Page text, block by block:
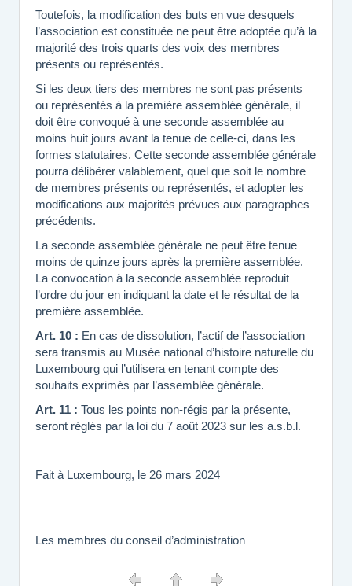
Toutefois, la modification des buts en vue desquels
l’association est constituée ne peut être adoptée qu’à la
majorité des trois quarts des voix des membres
présents ou représentés.
Si les deux tiers des membres ne sont pas présents
ou représentés à la première assemblée générale, il
doit être convoqué à une seconde assemblée au
moins huit jours avant la tenue de celle-ci, dans les
formes statutaires. Cette seconde assemblée générale
pourra délibérer valablement, quel que soit le nombre
de membres présents ou représentés, et adopter les
modifications aux majorités prévues aux paragraphes
précédents.
La seconde assemblée générale ne peut être tenue
moins de quinze jours après la première assemblée.
La convocation à la seconde assemblée reproduit
l’ordre du jour en indiquant la date et le résultat de la
première assemblée.
Art. 10 : En cas de dissolution, l’actif de l’association
sera transmis au Musée national d’histoire naturelle du
Luxembourg qui l’utilisera en tenant compte des
souhaits exprimés par l’assemblée générale.
Art. 11 : Tous les points non-régis par la présente,
seront réglés par la loi du 7 août 2023 sur les a.s.b.l.
Fait à Luxembourg, le 26 mars 2024
Les membres du conseil d’administration